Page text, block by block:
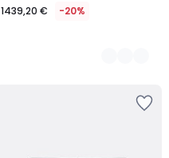
1439,20 € -20%